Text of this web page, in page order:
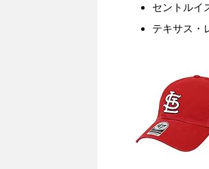
セントルイ
テキサス・